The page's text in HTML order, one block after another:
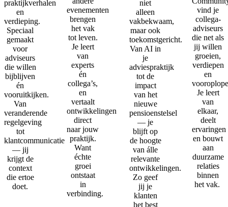
praktijkverhalen
en
verdieping.
Speciaal
gemaakt
voor
adviseurs
die willen
bijblijven
én
vooruitkijken.
Van
veranderende
regelgeving
tot
klantcommunicatie
— jij
krijgt de
context
die ertoe
doet.
evenementen
brengen
het vak
tot leven.
Je leert
van
experts
én
collega’s,
en
vertaalt
ontwikkelingen
direct
naar jouw
praktijk.
Want
échte
groei
ontstaat
in
verbinding.
niet
alleen
vakbekwaam,
maar ook
toekomstgericht.
Van AI in
je
adviespraktijk
tot de
impact
van het
nieuwe
pensioenstelsel
— je
blijft op
de hoogte
van álle
relevante
ontwikkelingen.
Zo geef
jij je
klanten
het best
vind je
collega-
adviseurs
die net als
jij willen
groeien,
verdiepen
en
Je leert
van
elkaar,
deelt
ervaringen
en bouwt
aan
duurzame
relaties
binnen
het vak.